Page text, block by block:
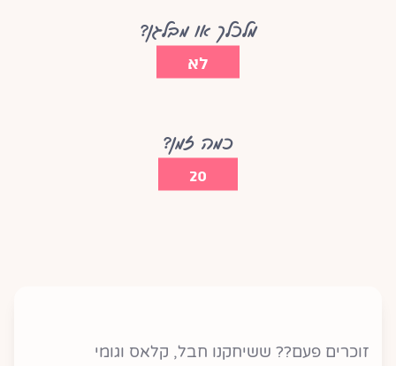
מלכלך או מבלגן?
לא
כמה זמן?
20
זוכרים פעם?? ששיחקנו חבל, קלאס וגומי